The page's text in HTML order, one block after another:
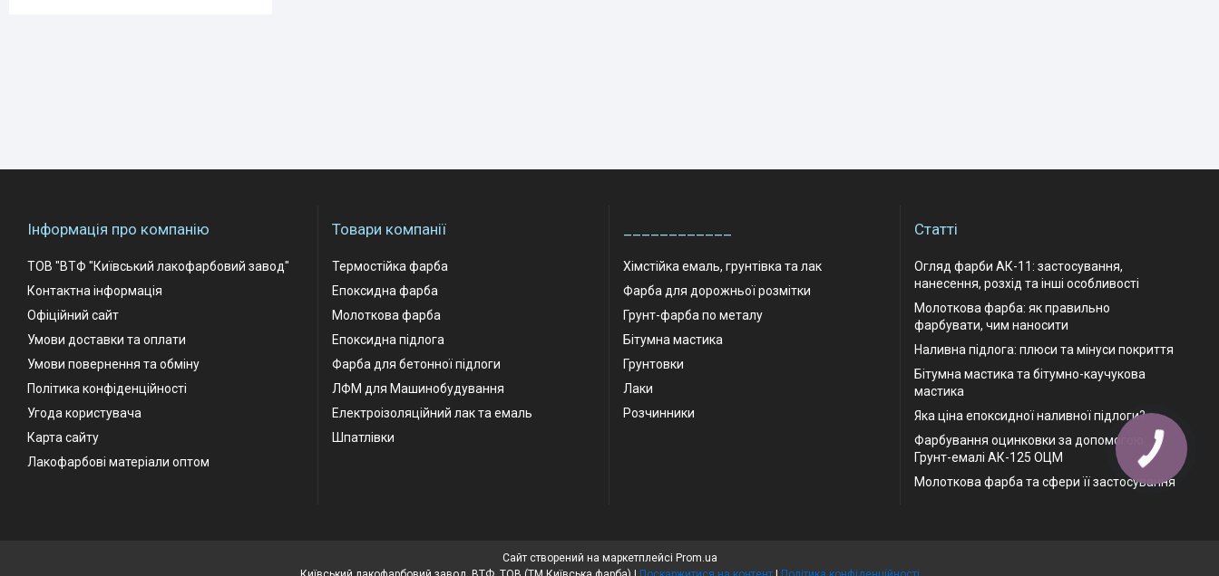
Інформація про компанію
ТОВ "ВТФ "Київський лакофарбовий завод"
Контактна інформація
Офіційний сайт
Умови доставки та оплати
Умови повернення та обміну
Політика конфіденційності
Угода користувача
Карта сайту
Лакофарбові матеріали оптом
Товари компанії
Термостійка фарба
Епоксидна фарба
Молоткова фарба
Епоксидна підлога
Фарба для бетонної підлоги
ЛФМ для Машинобудування
Електроізоляційний лак та емаль
Шпатлівки
Хімстійка емаль, грунтівка та лак
Фарба для дорожньої розмітки
Грунт-фарба по металу
Бітумна мастика
Грунтовки
Лаки
Розчинники
Статті
Огляд фарби АК-11: застосування,
нанесення, розхід та інші особливості
Молоткова фарба: як правильно
фарбувати, чим наносити
Наливна підлога: плюси та мінуси покриття
Бітумна мастика та бітумно-каучукова
мастика
Яка ціна епоксидної наливної підлоги?
Фарбування оцинковки за допомогою
Грунт-емалі АК-125 ОЦМ
Молоткова фарба та сфери її застосування
Сайт створений на маркетплейсі Prom.ua